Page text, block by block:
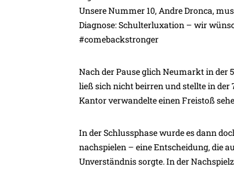
Unsere Nummer 10, Andre Dronca,
Diagnose: Schulterluxation – wir
#comebackstronger
Nach der Pause glich Neumarkt in der
ließ sich nicht beirren und stellte in
Kantor verwandelte einen Freistoß
In der Schlussphase wurde es dann
nachspielen – eine Entscheidung, die
Unverständnis sorgte. In der